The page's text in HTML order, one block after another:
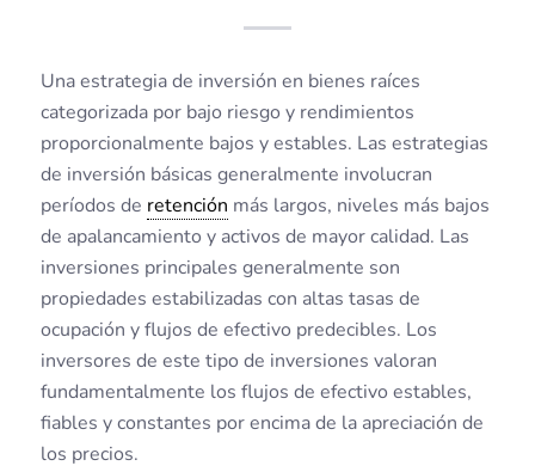
Una estrategia de inversión en bienes raíces
categorizada por bajo riesgo y rendimientos
proporcionalmente bajos y estables. Las estrategias
de inversión básicas generalmente involucran
períodos de retención más largos, niveles más bajos
de apalancamiento y activos de mayor calidad. Las
inversiones principales generalmente son
propiedades estabilizadas con altas tasas de
ocupación y flujos de efectivo predecibles. Los
inversores de este tipo de inversiones valoran
fundamentalmente los flujos de efectivo estables,
fiables y constantes por encima de la apreciación de
los precios.